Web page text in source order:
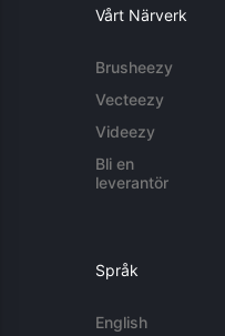
Vårt Närverk
Brusheezy
Vecteezy
Videezy
Bli en
leverantör
Språk
English